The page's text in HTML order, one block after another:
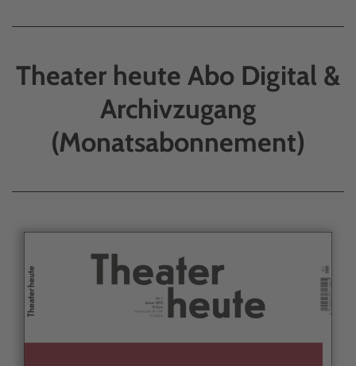
Theater heute Abo Digital &
Archivzugang
(Monatsabonnement)